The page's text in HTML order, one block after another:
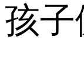
孩子